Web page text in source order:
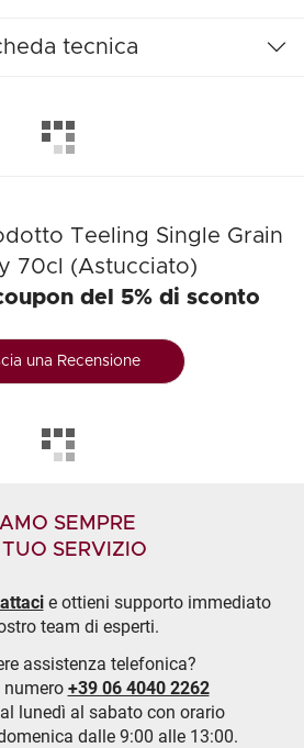
tecnica
Teeling Single Grain
70cl (Astucciato)
del 5% di sconto
una Recensione
SEMPRE
SERVIZIO
e ottieni supporto immediato
team di esperti.
assistenza telefonica?
numero +39 06 4040 2262
lunedì al sabato con orario
dalle 9:00 alle 13:00.